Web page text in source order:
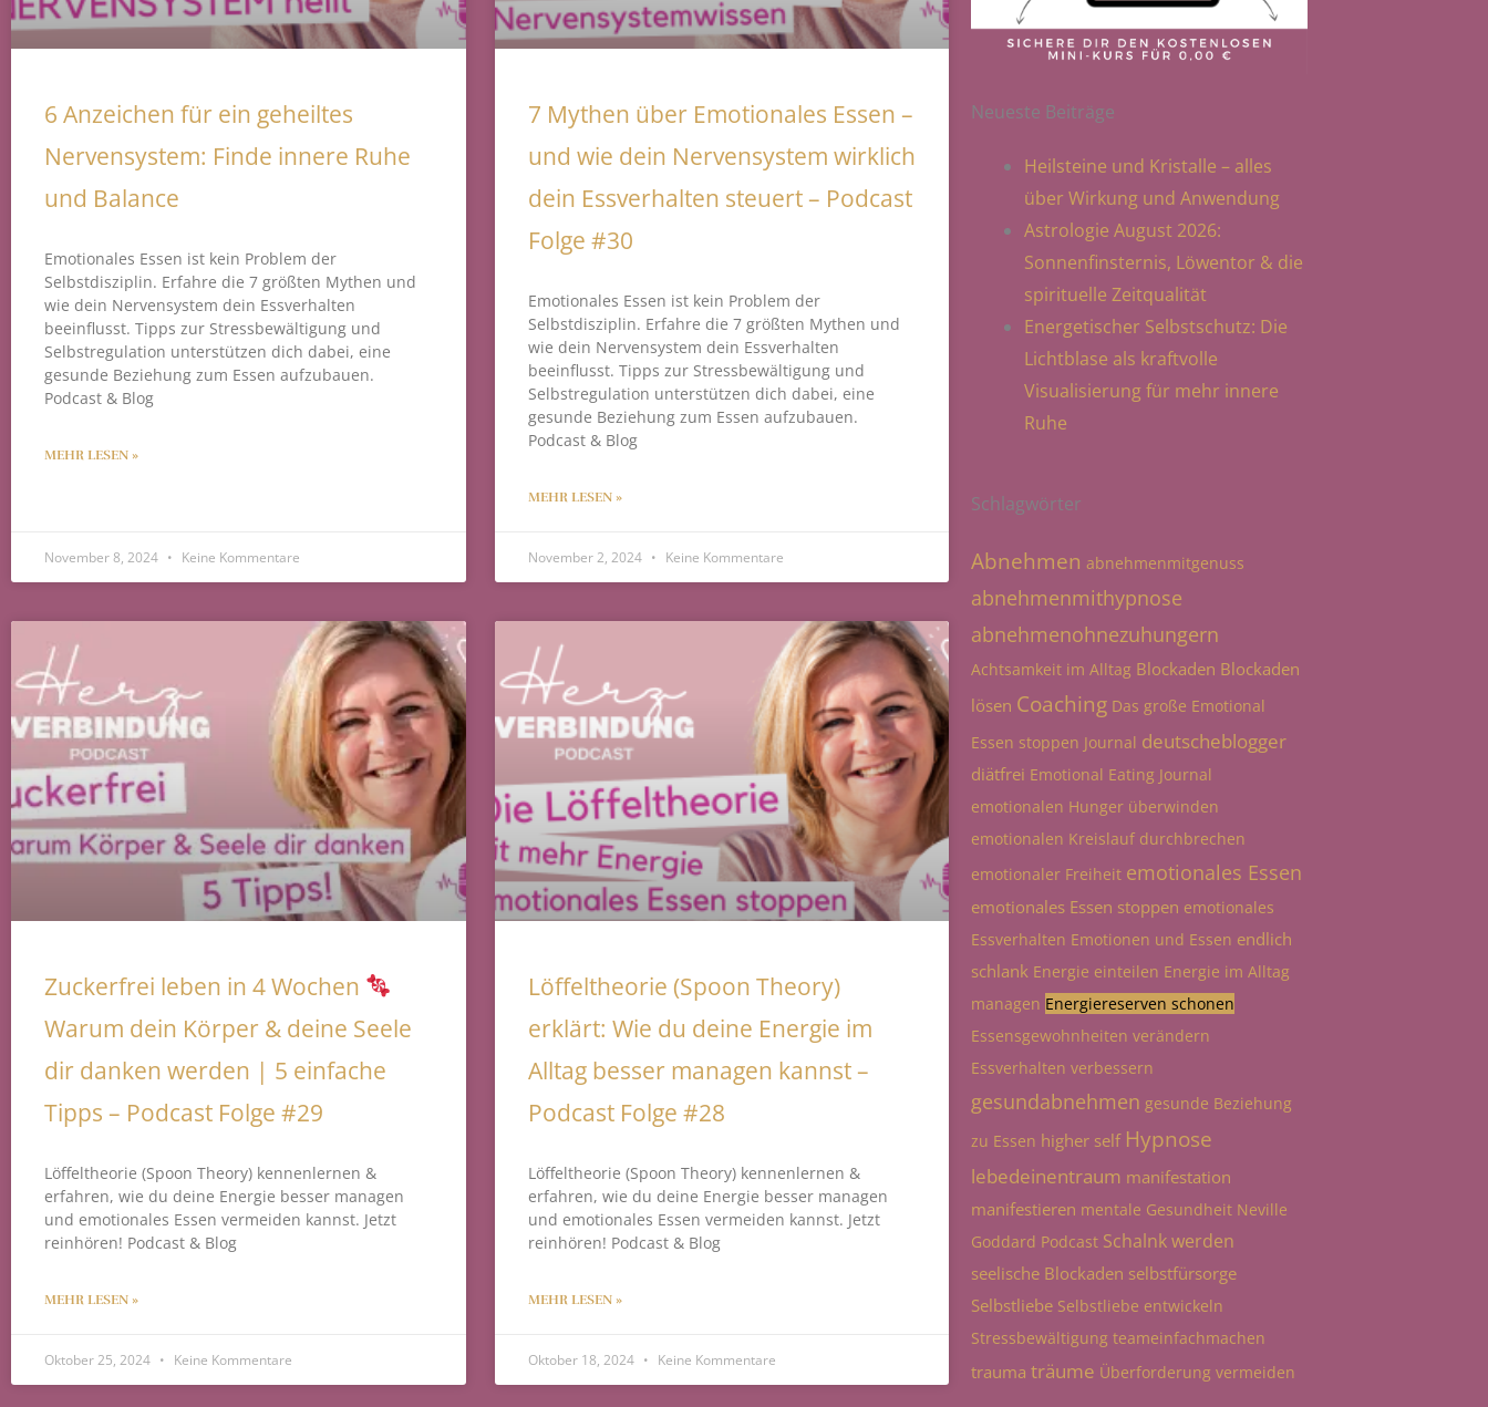
6 Anzeichen für ein geheiltes
Nervensystem: Finde innere Ruhe
und Balance
Emotionales Essen ist kein Problem der
Selbstdisziplin. Erfahre die 7 größten Mythen und
wie dein Nervensystem dein Essverhalten
beeinflusst. Tipps zur Stressbewältigung und
Selbstregulation unterstützen dich dabei, eine
gesunde Beziehung zum Essen aufzubauen.
Podcast & Blog
MEHR LESEN »
November 8, 2024 Keine Kommentare
7 Mythen über Emotionales Essen –
und wie dein Nervensystem wirklich
dein Essverhalten steuert – Podcast
Folge #30
Emotionales Essen ist kein Problem der
Selbstdisziplin. Erfahre die 7 größten Mythen und
wie dein Nervensystem dein Essverhalten
beeinflusst. Tipps zur Stressbewältigung und
Selbstregulation unterstützen dich dabei, eine
gesunde Beziehung zum Essen aufzubauen.
Podcast & Blog
MEHR LESEN »
November 2, 2024 Keine Kommentare
Zuckerfrei leben in 4 Wochen
Warum dein Körper & deine Seele
dir danken werden | 5 einfache
Tipps – Podcast Folge #29
Löffeltheorie (Spoon Theory) kennenlernen &
erfahren, wie du deine Energie besser managen
und emotionales Essen vermeiden kannst. Jetzt
reinhören! Podcast & Blog
MEHR LESEN »
Oktober 25, 2024 Keine Kommentare
Löffeltheorie (Spoon Theory)
erklärt: Wie du deine Energie im
Alltag besser managen kannst –
Podcast Folge #28
Löffeltheorie (Spoon Theory) kennenlernen &
erfahren, wie du deine Energie besser managen
und emotionales Essen vermeiden kannst. Jetzt
reinhören! Podcast & Blog
MEHR LESEN »
Oktober 18, 2024 Keine Kommentare
Neueste Beiträge
Heilsteine und Kristalle – alles
über Wirkung und Anwendung
Astrologie August 2026:
Sonnenfinsternis, Löwentor & die
spirituelle Zeitqualität
Energetischer Selbstschutz: Die
Lichtblase als kraftvolle
Visualisierung für mehr innere
Ruhe
Schlagwörter
Abnehmen abnehmenmitgenuss
abnehmenmithypnose
abnehmenohnezuhungern
Achtsamkeit im Alltag Blockaden Blockaden
lösen Coaching Das große Emotional
Essen stoppen Journal deutscheblogger
diätfrei Emotional Eating Journal
emotionalen Hunger überwinden
emotionalen Kreislauf durchbrechen
emotionaler Freiheit emotionales Essen
emotionales Essen stoppen emotionales
Essverhalten Emotionen und Essen endlich
schlank Energie einteilen Energie im Alltag
managen Energiereserven schonen
Essensgewohnheiten verändern
Essverhalten verbessern
gesundabnehmen gesunde Beziehung
zu Essen higher self Hypnose
lebedeinentraum manifestation
manifestieren mentale Gesundheit Neville
Goddard Podcast Schalnk werden
seelische Blockaden selbstfürsorge
Selbstliebe Selbstliebe entwickeln
Stressbewältigung teameinfachmachen
trauma träume Überforderung vermeiden